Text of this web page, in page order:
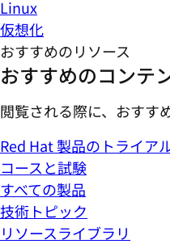
Linux
仮想化
おすすめのリソース
おすすめのコンテ
閲覧される際に、おすす
Red Hat 製品のトライア
コースと試験
すべての製品
技術トピック
リソースライブラリ